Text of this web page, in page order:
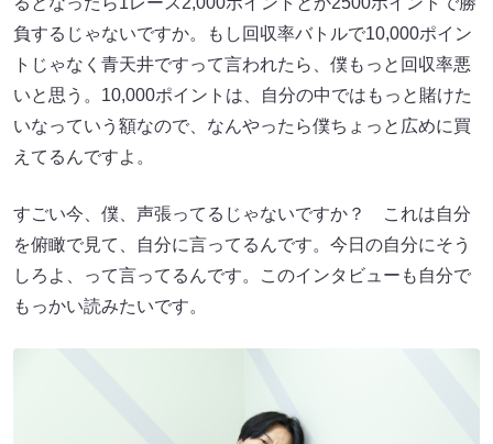
負するじゃないですか。もし回収率バトルで10,000ポイン
トじゃなく青天井ですって言われたら、僕もっと回収率悪
いと思う。10,000ポイントは、自分の中ではもっと賭けた
いなっていう額なので、なんやったら僕ちょっと広めに買
えてるんですよ。
すごい今、僕、声張ってるじゃないですか？ これは自分
を俯瞰で見て、自分に言ってるんです。今日の自分にそう
しろよ、って言ってるんです。このインタビューも自分で
もっかい読みたいです。